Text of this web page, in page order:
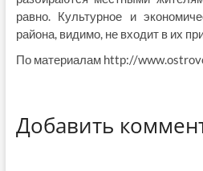
равно. Культурное и
района, видимо, не входит в их
По материалам http://
Добавить